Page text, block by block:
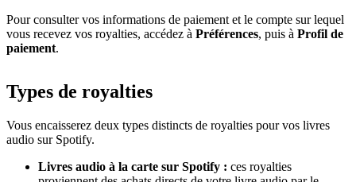
Pour consulter vos informations de paiement et le compte sur lequel
vous recevez vos royalties, accédez à Préférences, puis à Profil de
paiement.
Types de royalties
Vous encaisserez deux types distincts de royalties pour vos livres
audio sur Spotify.
Livres audio à la carte sur Spotify : ces royalties